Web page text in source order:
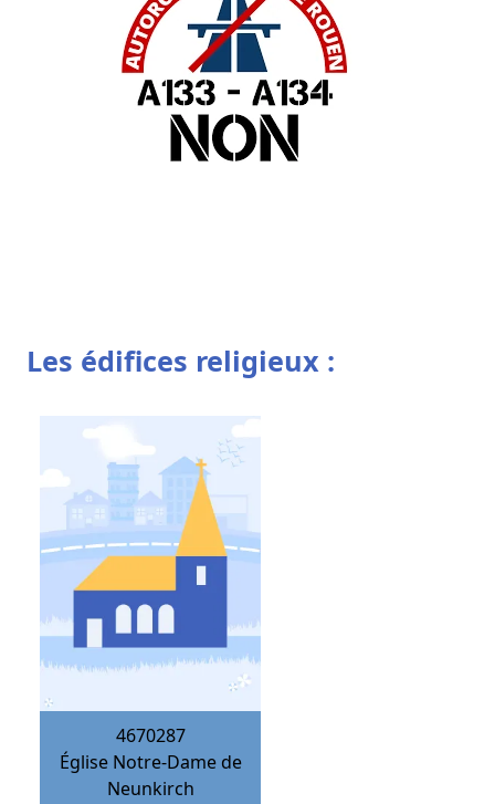
Les édifices religieux :
4670287
Église Notre-Dame de
Neunkirch